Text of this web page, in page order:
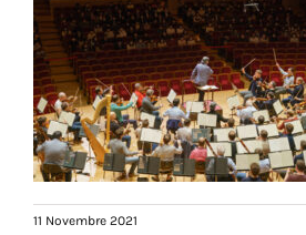
11 Novembre 2021